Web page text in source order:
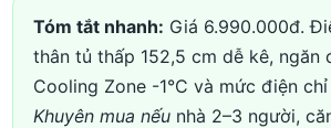
Tóm tắt nhanh: Giá 6.990.000đ.
thân tủ thấp 152,5 cm dễ kê, ngăn
Cooling Zone -1°C và mức điện
Khuyên mua nếunhà 2–3 người,